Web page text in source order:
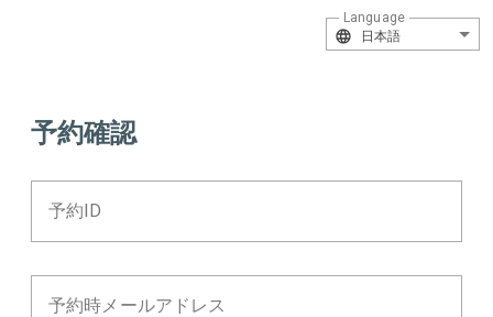
日本語
Language
予約確認
予約ID
予約時メールアドレス